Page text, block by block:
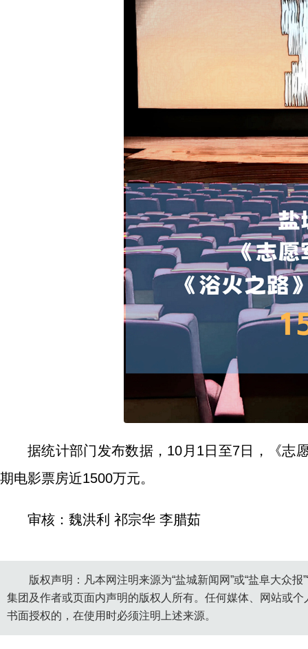
据统计部门发布数据，10月1日至7日，《志
期电影票房近1500万元。
审核：魏洪利 祁宗华 李腊茹
版权声明：凡本网注明来源为“盐城新闻网”或“盐阜大众
集团及作者或页面内声明的版权人所有。任何媒体、网站或
书面授权的，在使用时必须注明上述来源。